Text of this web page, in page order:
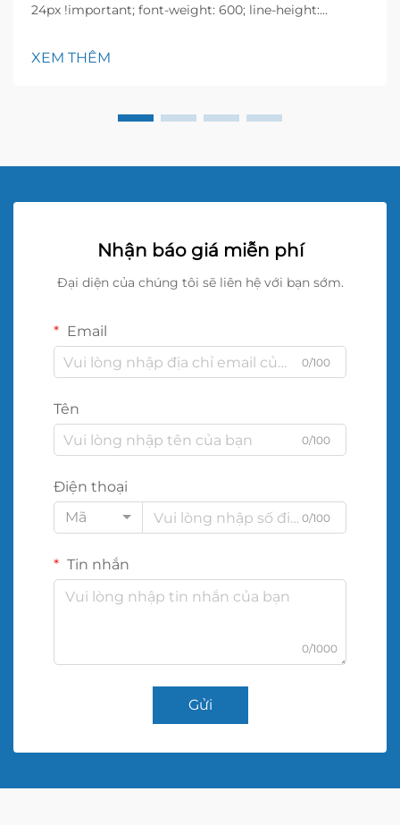
24px !important; font-weight: 600; line-height:
font-size: 20px !important; font-weight: 600; line-
height: ...}
XEM THÊM
Nhận báo giá miễn phí
Đại diện của chúng tôi sẽ liên hệ với bạn sớm.
Email
0/100
Tên
0/100
Điện thoại
Mã
0/100
Tin nhắn
0/1000
Gửi